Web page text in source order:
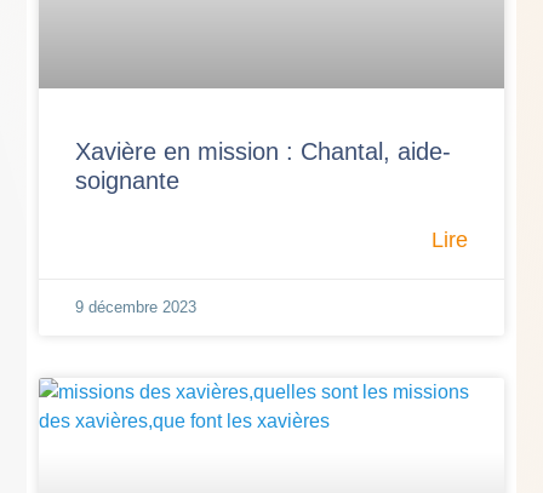
Xavière en mission : Chantal, aide-
soignante
Lire
9 décembre 2023